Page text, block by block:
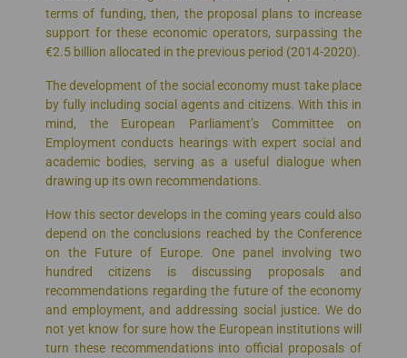
terms of funding, then, the proposal plans to increase
support for these economic operators, surpassing the
€2.5 billion allocated in the previous period (2014-2020).
The development of the social economy must take place
by fully including social agents and citizens. With this in
mind, the European Parliament’s Committee on
Employment conducts hearings with expert social and
academic bodies, serving as a useful dialogue when
drawing up its own recommendations.
How this sector develops in the coming years could also
depend on the conclusions reached by the Conference
on the Future of Europe. One panel involving two
hundred citizens is discussing proposals and
recommendations regarding the future of the economy
and employment, and addressing social justice. We do
not yet know for sure how the European institutions will
turn these recommendations into official proposals of